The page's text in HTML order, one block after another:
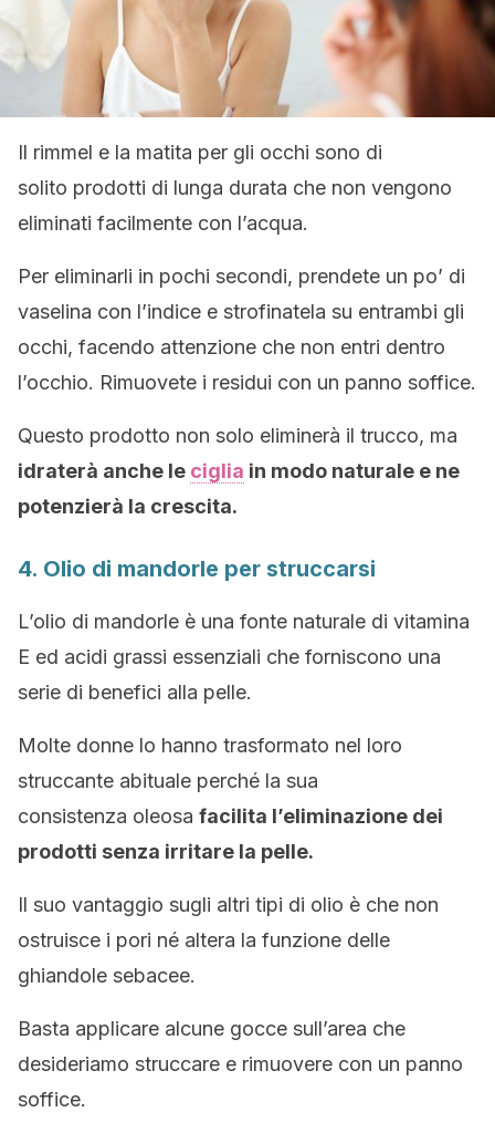
Il rimmel e la matita per gli occhi sono di
solito prodotti di lunga durata che non vengono
eliminati facilmente con l’acqua.
Per eliminarli in pochi secondi, prendete un po’ di
vaselina con l’indice e strofinatela su entrambi gli
occhi, facendo attenzione che non entri dentro
l’occhio. Rimuovete i residui con un panno soffice.
Questo prodotto non solo eliminerà il trucco, ma
idraterà anche le ciglia in modo naturale e ne
potenzierà la crescita.
4. Olio di mandorle per struccarsi
L’olio di mandorle è una fonte naturale di vitamina
E ed acidi grassi essenziali che forniscono una
serie di benefici alla pelle.
Molte donne lo hanno trasformato nel loro
struccante abituale perché la sua
consistenza oleosa facilita l’eliminazione dei
prodotti senza irritare la pelle.
Il suo vantaggio sugli altri tipi di olio è che non
ostruisce i pori né altera la funzione delle
ghiandole sebacee.
Basta applicare alcune gocce sull’area che
desideriamo struccare e rimuovere con un panno
soffice.